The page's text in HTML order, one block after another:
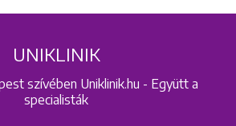
UNIKLINIK
szívében Uniklinik.hu - Együtt a
specialisták